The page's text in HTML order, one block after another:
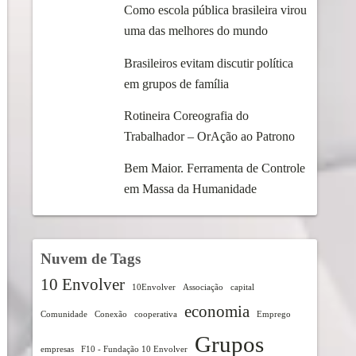
Como escola pública brasileira virou
uma das melhores do mundo
Brasileiros evitam discutir política
em grupos de família
Rotineira Coreografia do
Trabalhador – OrAção ao Patrono
Bem Maior. Ferramenta de Controle
em Massa da Humanidade
Nuvem de Tags
10 Envolver 10Envolver Associação capital
Comunidade Conexão cooperativa economia Emprego
empresas F10 - Fundação 10 Envolver Grupos